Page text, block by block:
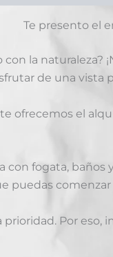
Te presento el
la
de una vista
ofrecemos el
fogata, baños
puedas
Por